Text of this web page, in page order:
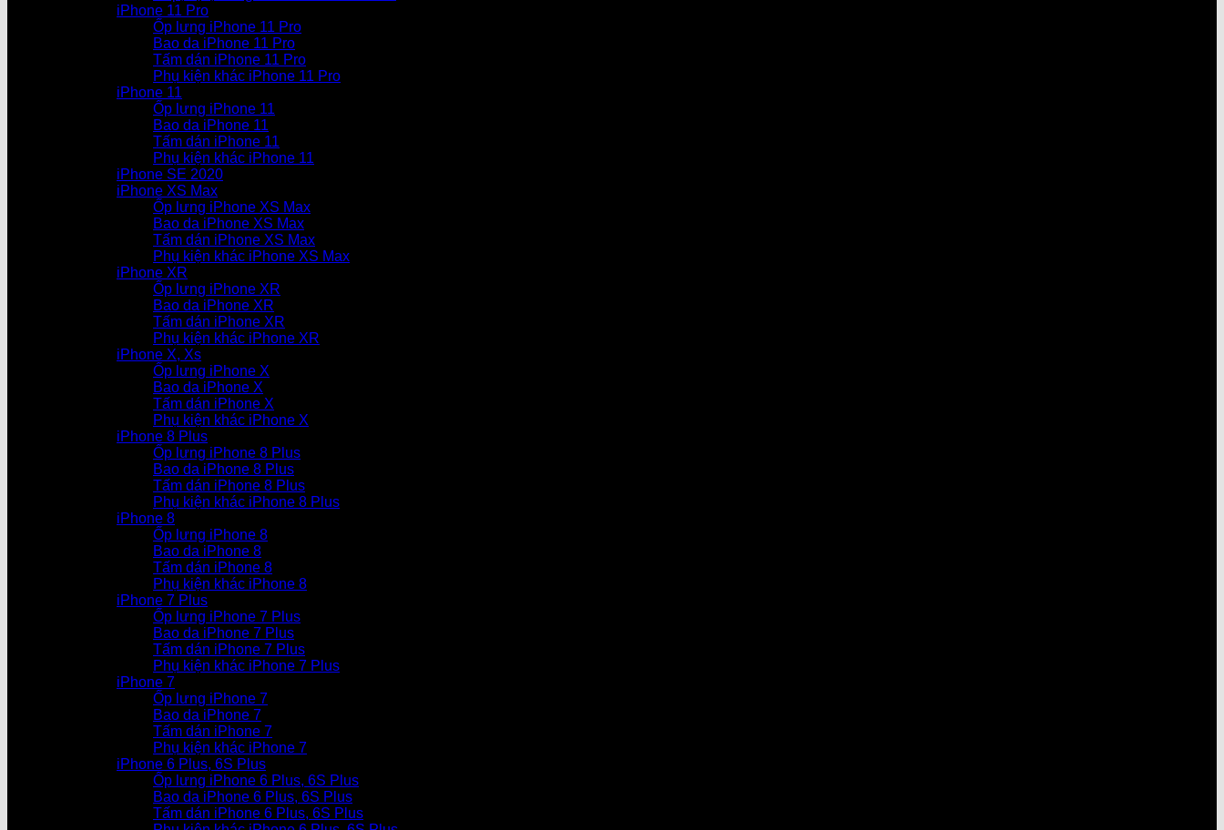
iPhone 11 Pro
Ốp lưng iPhone 11 Pro
Bao da iPhone 11 Pro
Tấm dán iPhone 11 Pro
Phụ kiện khác iPhone 11 Pro
iPhone 11
Ốp lưng iPhone 11
Bao da iPhone 11
Tấm dán iPhone 11
Phụ kiện khác iPhone 11
iPhone SE 2020
iPhone XS Max
Ốp lưng iPhone XS Max
Bao da iPhone XS Max
Tấm dán iPhone XS Max
Phụ kiện khác iPhone XS Max
iPhone XR
Ốp lưng iPhone XR
Bao da iPhone XR
Tấm dán iPhone XR
Phụ kiện khác iPhone XR
iPhone X, Xs
Ốp lưng iPhone X
Bao da iPhone X
Tấm dán iPhone X
Phụ kiện khác iPhone X
iPhone 8 Plus
Ốp lưng iPhone 8 Plus
Bao da iPhone 8 Plus
Tấm dán iPhone 8 Plus
Phụ kiện khác iPhone 8 Plus
iPhone 8
Ốp lưng iPhone 8
Bao da iPhone 8
Tấm dán iPhone 8
Phụ kiện khác iPhone 8
iPhone 7 Plus
Ốp lưng iPhone 7 Plus
Bao da iPhone 7 Plus
Tấm dán iPhone 7 Plus
Phụ kiện khác iPhone 7 Plus
iPhone 7
Ốp lưng iPhone 7
Bao da iPhone 7
Tấm dán iPhone 7
Phụ kiện khác iPhone 7
iPhone 6 Plus, 6S Plus
Ốp lưng iPhone 6 Plus, 6S Plus
Bao da iPhone 6 Plus, 6S Plus
Tấm dán iPhone 6 Plus, 6S Plus